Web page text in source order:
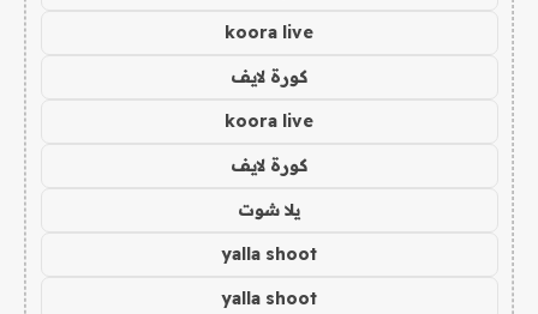
koora live
كورة لايف
koora live
كورة لايف
يلا شوت
yalla shoot
yalla shoot